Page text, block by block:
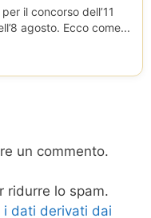
il concorso dell’11
agosto. Ecco come...
un commento.
ridurre lo spam.
i dati derivati dai